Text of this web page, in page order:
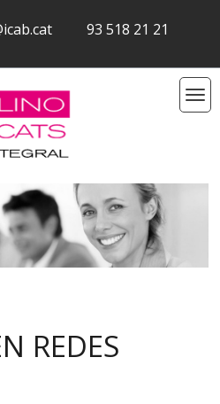
93 518 21 21
REDES